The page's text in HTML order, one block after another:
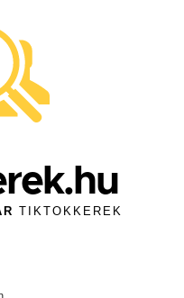
TIKTOKKEREK